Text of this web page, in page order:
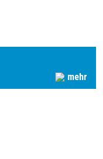
mehr